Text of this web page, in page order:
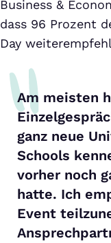
Business &
dass 96 Prozent
Day
Am meisten
ganz neue
Schools
vorher noch
hatte. Ich
Event